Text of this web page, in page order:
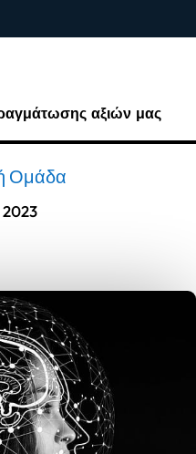
αξιών μας
Ομάδα
2023